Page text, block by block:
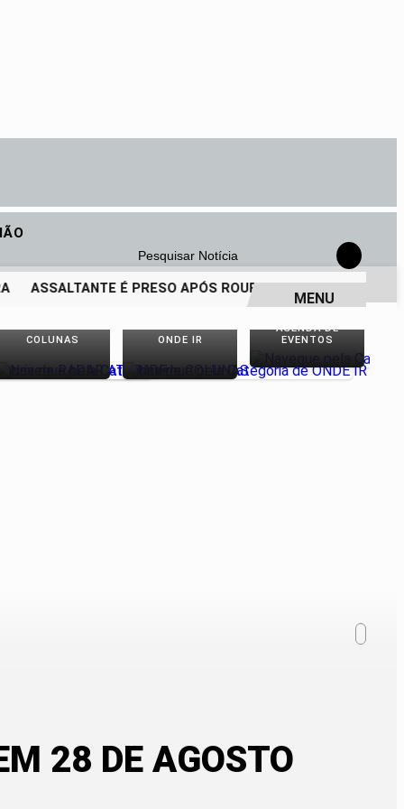
Pesquisar Notícia
ASSALTANTE É PRESO APÓS ROUBO COM TIROS EM LOJA
MENU
COLUNAS ONDE IR
AGENDA DE
EVENTOS
28 DE AGOSTO